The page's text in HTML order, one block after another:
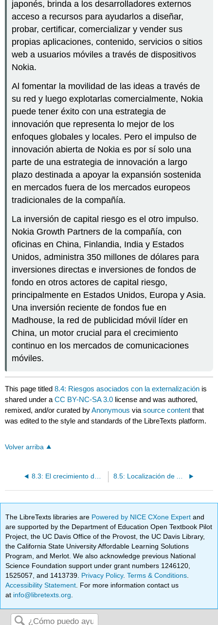
japonés, brinda a los desarrolladores externos
acceso a recursos para ayudarlos a diseñar,
probar, certificar, comercializar y vender sus
propias aplicaciones, contenido, servicios o sitios
web a usuarios móviles a través de dispositivos
Nokia.
Al fomentar la movilidad de las ideas a través de
su red y luego explotarlas comercialmente, Nokia
puede tener éxito con una estrategia de
innovación que representa lo mejor de los
enfoques globales y locales. Pero el impulso de
innovación abierta de Nokia es por sí solo una
parte de una estrategia de innovación a largo
plazo destinada a apoyar la expansión sostenida
en mercados fuera de los mercados europeos
tradicionales de la compañía.
La inversión de capital riesgo es el otro impulso.
Nokia Growth Partners de la compañía, con
oficinas en China, Finlandia, India y Estados
Unidos, administra 350 millones de dólares para
inversiones directas e inversiones de fondos de
fondo en otros actores de capital riesgo,
principalmente en Estados Unidos, Europa y Asia.
Una inversión reciente de fondos fue en
Madhouse, la red de publicidad móvil líder en
China, un motor crucial para el crecimiento
continuo en los mercados de comunicaciones
móviles.
This page titled8.4: Riesgos asociados con la externalización is
shared under aCC BY-NC-SA 3.0 license and was authored,
remixed, and/or curated byAnonymous viasource content that
was edited to the style and standards of the LibreTexts platform.
Volver arriba
8.3: El crecimiento de la externalización basada en el conocimiento 8.5: Localización de Actividades de Valor Agregado
The LibreTexts libraries are Powered by NICE CXone Expertand
are supported by the Department of Education Open Textbook Pilot
Project, the UC Davis Office of the Provost, the UC Davis Library,
the California State University Affordable Learning Solutions
Program, and Merlot. We also acknowledge previous National
Science Foundation support under grant numbers 1246120,
1525057, and 1413739. Privacy Policy.Terms & Conditions
Accessibility Statement . For more information contact us
at info@libretexts.org